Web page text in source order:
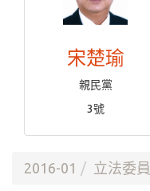
宋楚瑜
親民黨
3號
2016-01 立法委員